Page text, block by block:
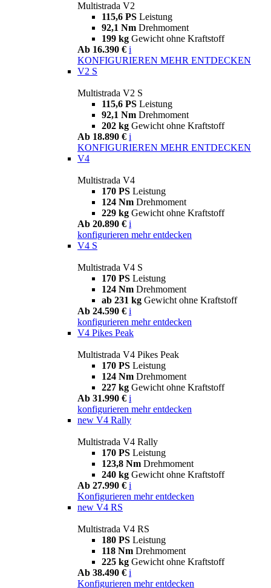
Multistrada V2
115,6 PS Leistung
92,1 Nm Drehmoment
199 kg Gewicht ohne Kraftstoff
Ab 16.390 € i
KONFIGURIEREN MEHR ENTDECKEN
V2 S
Multistrada V2 S
115,6 PS Leistung
92,1 Nm Drehmoment
202 kg Gewicht ohne Kraftstoff
Ab 18.890 € i
KONFIGURIEREN MEHR ENTDECKEN
V4
Multistrada V4
170 PS Leistung
124 Nm Drehmoment
229 kg Gewicht ohne Kraftstoff
Ab 20.890 € i
konfigurieren mehr entdecken
V4 S
Multistrada V4 S
170 PS Leistung
124 Nm Drehmoment
ab 231 kg Gewicht ohne Kraftstoff
Ab 24.590 € i
konfigurieren mehr entdecken
V4 Pikes Peak
Multistrada V4 Pikes Peak
170 PS Leistung
124 Nm Drehmoment
227 kg Gewicht ohne Kraftstoff
Ab 31.990 € i
konfigurieren mehr entdecken
new V4 Rally
Multistrada V4 Rally
170 PS Leistung
123,8 Nm Drehmoment
240 kg Gewicht ohne Kraftstoff
Ab 27.990 € i
Konfigurieren mehr entdecken
new V4 RS
Multistrada V4 RS
180 PS Leistung
118 Nm Drehmoment
225 kg Gewicht ohne Kraftstoff
Ab 38.490 € i
Konfigurieren mehr entdecken